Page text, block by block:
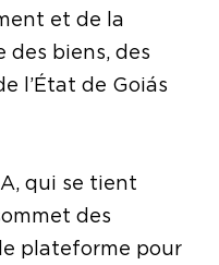
et de la
des biens, des
l’État de Goiás
qui se tient
des
plateforme pour